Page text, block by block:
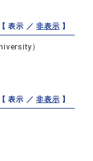
【 表示 ／非表示 】
）
【 表示 ／非表示 】